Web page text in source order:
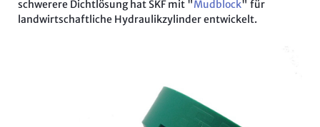
schwerere Dichtlösung hat SKF mit "Mudblock" für
landwirtschaftliche Hydraulikzylinder entwickelt.